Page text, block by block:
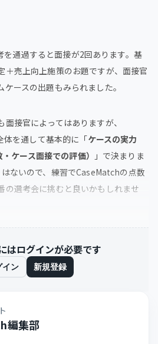
通過すると面接が2回あります。基
＋売上向上施策のお題ですが、面接官
ースの出題もみられました。
接官によってはありますが、
体を通して基本的に「ケースの実力
ケース面接での評価）
」で決まりま
ないので、練習でCaseMatchの点数
の選考会に挑むと良いかもしれませ
はログインが必要です
イン 新規登録
編集部